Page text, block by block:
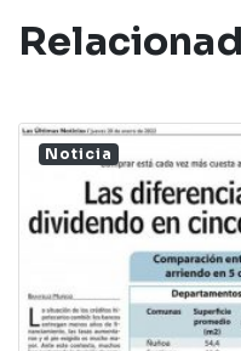
Noticia